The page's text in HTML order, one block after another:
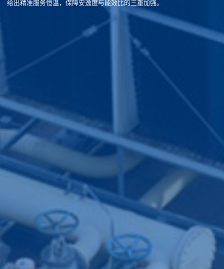
给出精准服务恒温，保障安逸度与能效比的三重加强。